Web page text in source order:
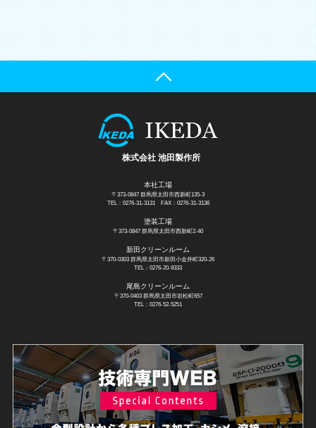
株式会社 池田製作所
本社工場
〒373-0847 群馬県太田市西新町135-3
TEL：0276-31-3131
FAX：0276-31-3136
塗装工場
〒373-0847 群馬県太田市西新町2-40
新田クリーンルーム
〒370-0303 群馬県太田市新田小金井町320-26
TEL：0276-20-9333
尾島クリーンルーム
〒370-0403 群馬県太田市岩松町657
TEL：0276-52-5251